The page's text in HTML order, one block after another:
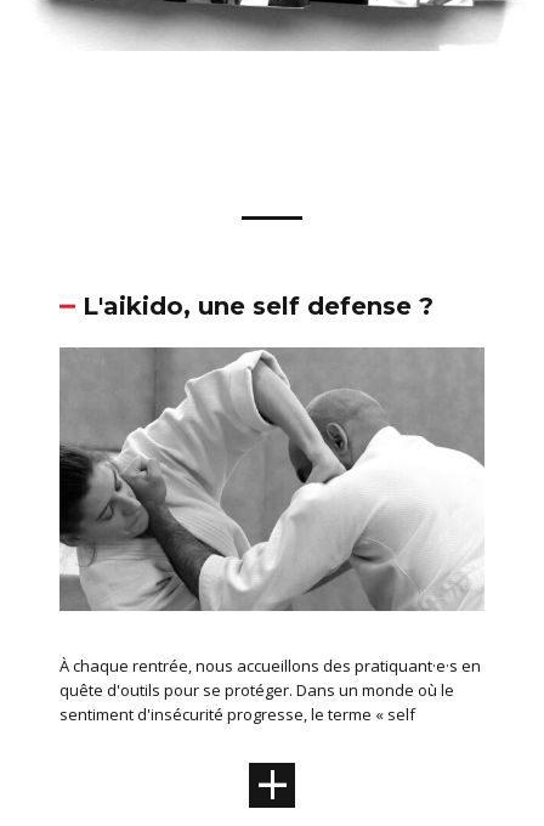
L'aikido, une self defense ?
À chaque rentrée, nous accueillons des pratiquant·e·s en
quête d'outils pour se protéger. Dans un monde où le
sentiment d'insécurité progresse, le terme « self
+